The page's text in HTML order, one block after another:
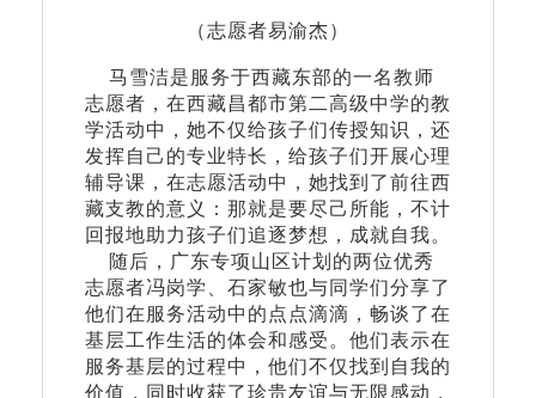
（志愿者易渝杰）
马雪洁是服务于西藏东部的一名教师
志愿者，在西藏昌都市第二高级中学的教
学活动中，她不仅给孩子们传授知识，还
发挥自己的专业特长，给孩子们开展心理
辅导课，在志愿活动中，她找到了前往西
藏支教的意义：那就是要尽己所能，不计
回报地助力孩子们追逐梦想，成就自我。
随后，广东专项山区计划的两位优秀
志愿者冯岗学、石家敏也与同学们分享了
他们在服务活动中的点点滴滴，畅谈了在
基层工作生活的体会和感受。他们表示在
服务基层的过程中，他们不仅找到自我的
价值，同时收获了珍贵友谊与无限感动，